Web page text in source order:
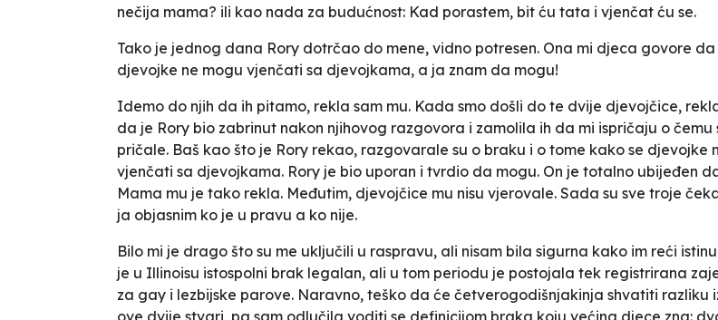
nečija mama? ili kao nada za budućnost: Kad porastem, bit ću tata i vjenčat ću se.
Tako je jednog dana Rory dotrčao do mene, vidno potresen. Ona mi djeca govore da
djevojke ne mogu vjenčati sa djevojkama, a ja znam da mogu!
Idemo do njih da ih pitamo, rekla sam mu. Kada smo došli do te dvije djevojčice,
da je Rory bio zabrinut nakon njihovog razgovora i zamolila ih da mi ispričaju o čemu
pričale. Baš kao što je Rory rekao, razgovarale su o braku i o tome kako se djevojke
vjenčati sa djevojkama. Rory je bio uporan i tvrdio da mogu. On je totalno ubijeđen
Mama mu je tako rekla. Međutim, djevojčice mu nisu vjerovale. Sada su sve troje
ja objasnim ko je u pravu a ko nije.
Bilo mi je drago što su me uključili u raspravu, ali nisam bila sigurna kako im reći
je u Illinoisu istospolni brak legalan, ali u tom periodu je postojala tek registrirana
za gay i lezbijske parove. Naravno, teško da će četverogodišnjakinja shvatiti razliku
ove dvije stvari, pa sam odlučila voditi se definicijom braka koju većina djece zna: